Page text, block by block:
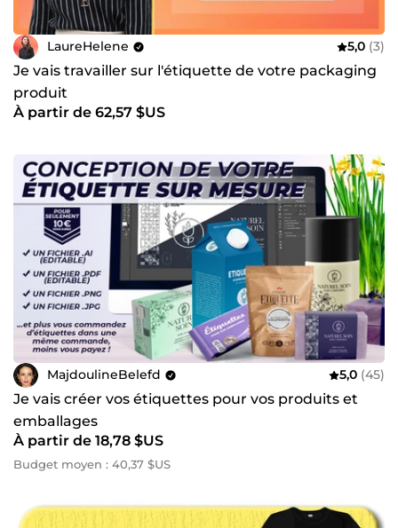
LaureHelene 5,0 (3)
Je vais travailler sur l'étiquette de votre packaging
produit
À partir de 62,57 $US
MajdoulineBelefd 5,0 (45)
Je vais créer vos étiquettes pour vos produits et
emballages
À partir de 18,78 $US
Budget moyen : 40,37 $US